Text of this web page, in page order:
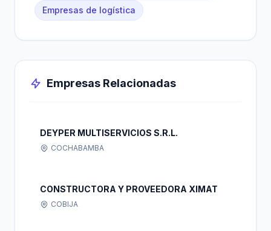
Empresas de logística
Empresas Relacionadas
DEYPER MULTISERVICIOS S.R.L.
COCHABAMBA
CONSTRUCTORA Y PROVEEDORA XIMAT
COBIJA